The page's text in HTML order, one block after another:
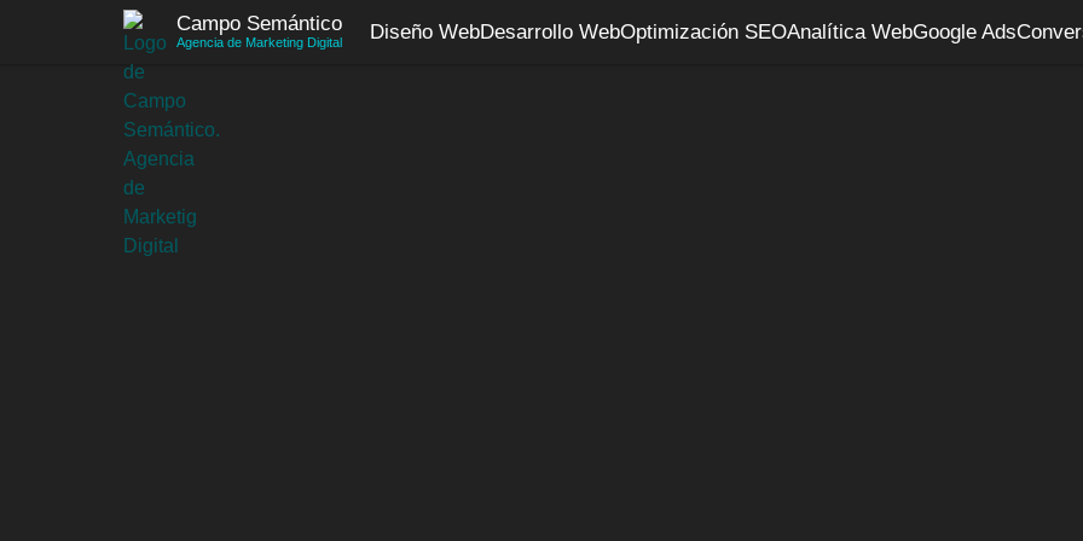
Campo Semántico
Agencia de Marketing Digital Diseño WebDesarrollo WebOptimización SEOAnalítica WebGoogle Ads